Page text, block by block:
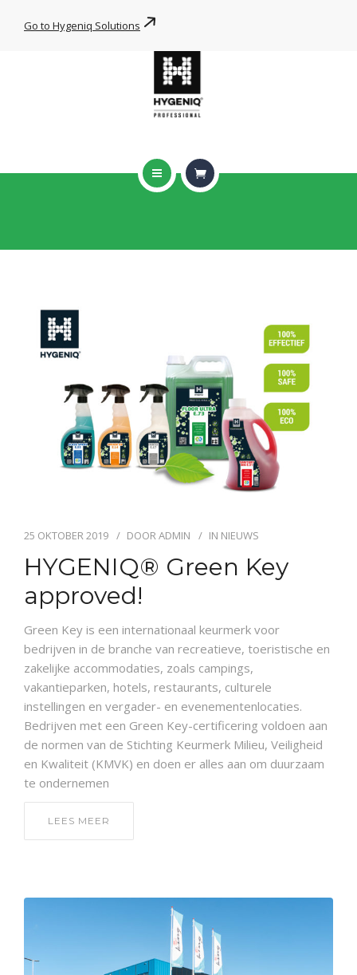
CONTACT
Go to Hygeniq Solutions
PRODUCTEN
HYGENIQ DNA
NIEUWS
CONTACT
25 OKTOBER 2019 DOORADMIN IN NIEUWS
HYGENIQ® Green Key
approved!
Green Key is een internationaal keurmerk voor
bedrijven in de branche van recreatieve, toeristische en
zakelijke accommodaties, zoals campings,
vakantieparken, hotels, restaurants, culturele
instellingen en vergader- en evenementenlocaties.
Bedrijven met een Green Key-certificering voldoen aan
de normen van de Stichting Keurmerk Milieu, Veiligheid
en Kwaliteit (KMVK) en doen er alles aan om duurzaam
te ondernemen
LEES MEER